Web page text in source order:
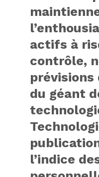
actifs à
contrôle,
prévisions
du géant
l’indice